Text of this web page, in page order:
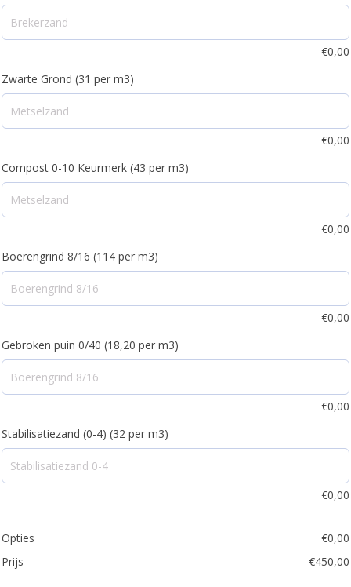
€0,00
Zwarte Grond (31 per m3)
€0,00
Compost 0-10 Keurmerk (43 per m3)
€0,00
Boerengrind 8/16 (114 per m3)
€0,00
Gebroken puin 0/40 (18,20 per m3)
€0,00
Stabilisatiezand (0-4) (32 per m3)
€0,00
Opties €0,00
Prijs
€450,00